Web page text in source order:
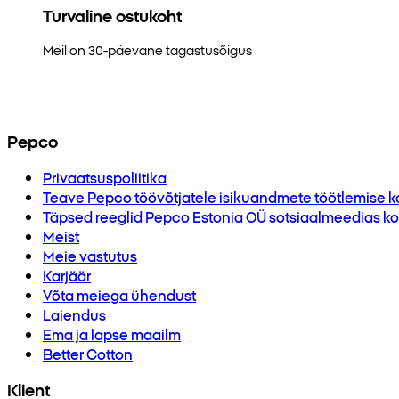
Turvaline ostukoht
Meil on 30-päevane tagastusõigus
Pepco
Privaatsuspoliitika
Teave Pepco töövõtjatele isikuandmete töötlemise
Täpsed reeglid Pepco Estonia OÜ sotsiaalmeedias
Meist
Meie vastutus
Karjäär
Võta meiega ühendust
Laiendus
Ema ja lapse maailm
Better Cotton
Klient